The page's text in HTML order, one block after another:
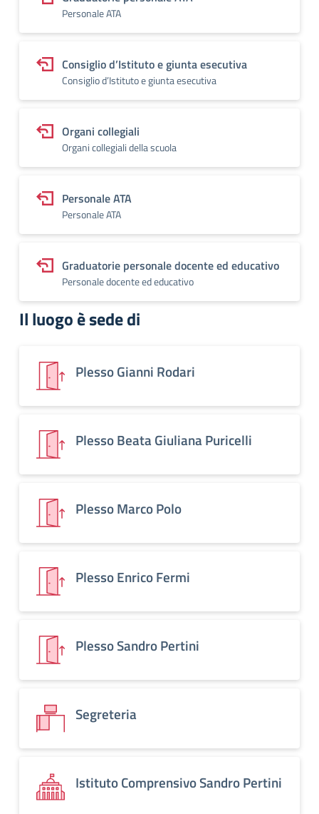
Personale ATA
Consiglio d’Istituto e giunta esecutiva
Consiglio d’Istituto e giunta esecutiva
Organi collegiali
Organi collegiali della scuola
Personale ATA
Personale ATA
Graduatorie personale docente ed educativo
Personale docente ed educativo
Il luogo è sede di
Plesso Gianni Rodari
Plesso Beata Giuliana Puricelli
Plesso Marco Polo
Plesso Enrico Fermi
Plesso Sandro Pertini
Segreteria
Istituto Comprensivo Sandro Pertini